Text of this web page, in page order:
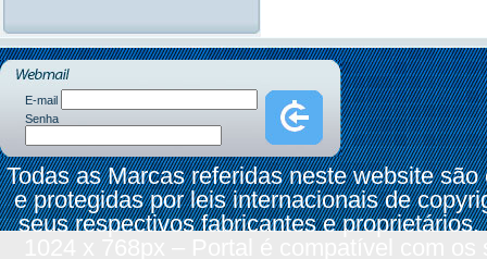
E-mail
Senha
Todas as Marcas referidas neste website
e protegidas por leis internacionais de
seus respectivos fabricantes e